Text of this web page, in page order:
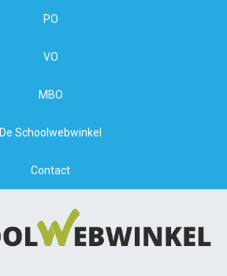
PO
VO
MBO
De Schoolwebwinkel
Contact